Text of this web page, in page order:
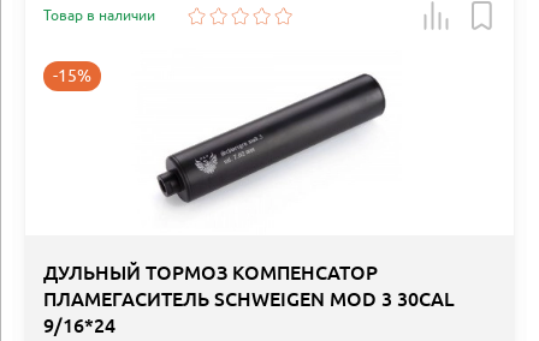
Товар в наличии
-15%
ДУЛЬНЫЙ ТОРМОЗ КОМПЕНСАТОР
ПЛАМЕГАСИТЕЛЬ SCHWEIGEN MOD 3 30CAL
9/16*24